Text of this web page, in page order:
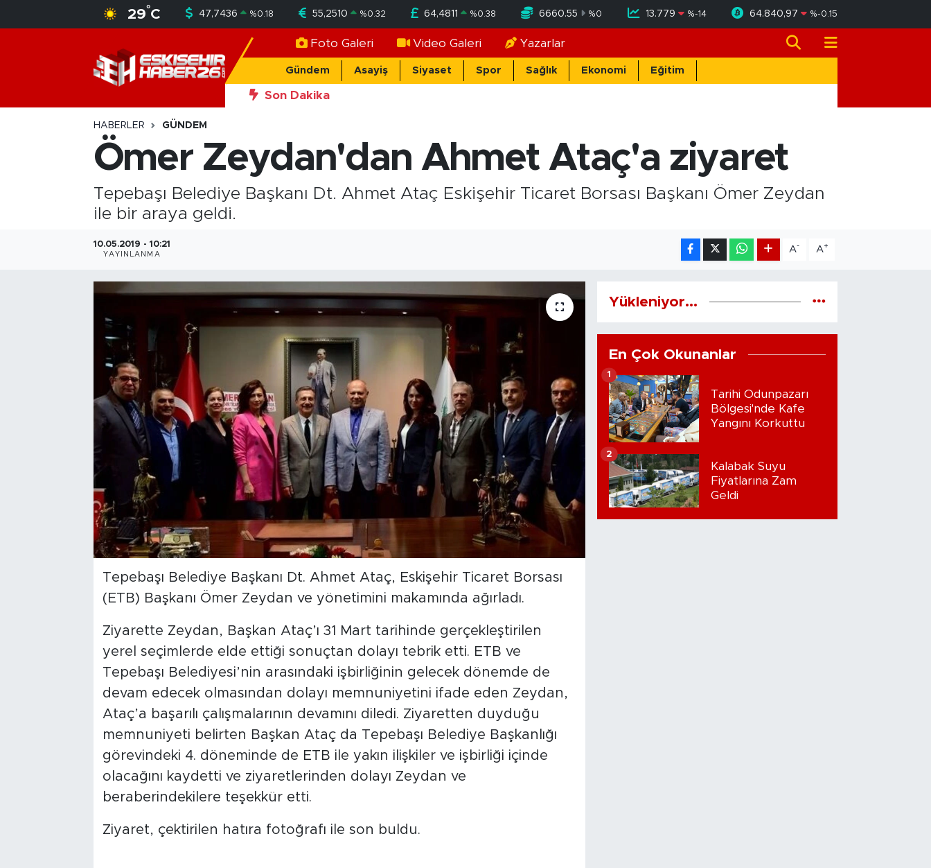
29°C 47,7436 %0.18 55,2510 %0.32 64,4811 %0.38 6660.55 %0 13.779 %-14 64.840,97 %-0.15
Foto Galeri Video Galeri Yazarlar
Gündem Asayiş Siyaset Spor Sağlık Ekonomi Eğitim
Son Dakika
HABERLER GÜNDEM
Ömer Zeydan'dan Ahmet Ataç'a ziyaret
Tepebaşı Belediye Başkanı Dt. Ahmet Ataç Eskişehir Ticaret Borsası Başkanı Ömer Zeydan
ile bir araya geldi.
10.05.2019 - 10:21
YAYINLANMA
A- A+
Tepebaşı Belediye Başkanı Dt. Ahmet Ataç, Eskişehir Ticaret Borsası
(ETB) Başkanı Ömer Zeydan ve yönetimini makamında ağırladı.
Ziyarette Zeydan, Başkan Ataç’ı 31 Mart tarihinde gerçekleştirilen
yerel seçimlerde elde ettiği sonuçtan dolayı tebrik etti. ETB ve
Tepebaşı Belediyesi’nin arasındaki işbirliğinin gelecek dönemde de
devam edecek olmasından dolayı memnuniyetini ifade eden Zeydan,
Ataç’a başarılı çalışmalarının devamını diledi. Ziyaretten duyduğu
memnuniyeti belirten Başkan Ataç da Tepebaşı Belediye Başkanlığı
görevindeki 4. döneminde de ETB ile yakın ilişkiler ve işbirliği içinde
olacağını kaydetti ve ziyaretlerinden dolayı Zeydan ve
beraberindekilere teşekkür etti.
Ziyaret, çektirilen hatıra fotoğrafı ile son buldu.
Yükleniyor...
En Çok Okunanlar
Tarihi Odunpazarı
Bölgesi'nde Kafe
Yangını Korkuttu
1
Kalabak Suyu
Fiyatlarına Zam
Geldi
2
Nöbetçi Eczaneler
Hava Durumu
Trafik Durumu
Süper Lig Puan Durumu ve Fikstür
Tüm Manşetler